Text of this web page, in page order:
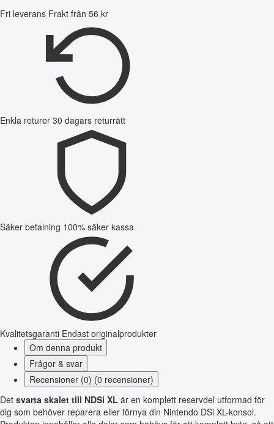
Fri leverans Frakt från 56 kr
Enkla returer 30 dagars returrätt
Säker betalning 100% säker kassa
Kvalitetsgaranti Endast originalprodukter
Om denna produkt
Frågor & svar
Recensioner (0) (0 recensioner)
Det svarta skalet till NDSi XL är en komplett reservdel utformad för
dig som behöver reparera eller förnya din Nintendo DSi XL-konsol.